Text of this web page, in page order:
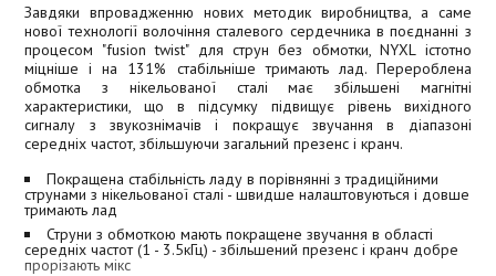
Завдяки впровадженню нових методик виробництва, а саме
нової технології волочіння сталевого сердечника в поєднанні з
процесом "fusion twist" для струн без обмотки, NYXL істотно
міцніше і на 131% стабільніше тримають лад. Перероблена
обмотка з нікельованої сталі має збільшені магнітні
характеристики, що в підсумку підвищує рівень вихідного
сигналу з звукознімачів і покращує звучання в діапазоні
середніх частот, збільшуючи загальний презенс і кранч.
Покращена стабільність ладу в порівнянні з традиційними
струнами з нікельованої сталі - швидше налаштовуються і довше
тримають лад
Струни з обмоткою мають покращене звучання в області
середніх частот (1 - 3.5кГц) - збільшений презенс і кранч добре
прорізають мікс